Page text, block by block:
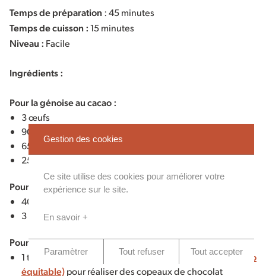
Temps de préparation: 45 minutes
Temps de cuisson :15 minutes
Niveau : Facile
Ingrédients :
Pour la génoise au cacao :
3 œufs
90g de sucre
65g de farine
25g decacao maigre en poudre Kaoka (bio équitable)
Pour la crème chantilly :
40cl de crème liquide froide
3 càs de sucre blond
Pour la décoration :
1 tablette dechocolat Noir Dessert 58% cacao Kaoka (bio
équitable)pour réaliser des copeaux de chocolat
Gestion des cookies
Ce site utilise des cookies pour améliorer votre
expérience sur le site.
En savoir +
Paramètrer Tout refuser Tout accepter